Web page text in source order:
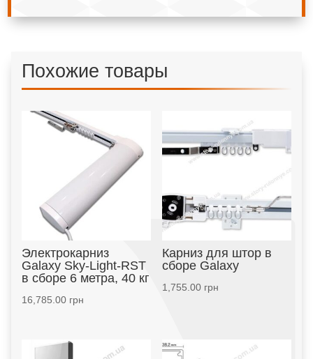
Похожие товары
Электрокарниз
Galaxy Sky-Light-RST
в сборе 6 метра, 40 кг
16,785.00грн
Карниз для штор в
сборе Galaxy
1,755.00грн